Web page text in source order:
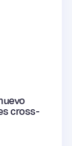
cross-